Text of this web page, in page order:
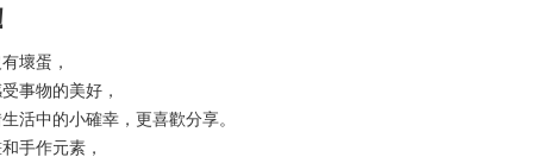
壞蛋，
事物的美好，
活中的小確幸，更喜歡分享。
手作元素，